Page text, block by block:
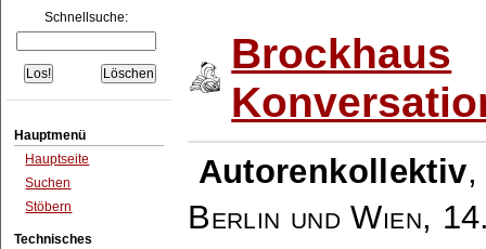
Schnellsuche:
Hauptmenü
Hauptseite
Suchen
Stöbern
Technisches
Brockhaus
Autorenkollektiv
Berlin und Wien,